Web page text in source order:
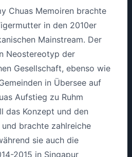
Chuas Memoiren brachte
in den 2010er
Mainstream. Der
Neostereotyp der
Gesellschaft, ebenso wie
in Übersee auf
Aufstieg zu Ruhm
das Konzept und den
und brachte zahlreiche
sie auch die
2015 in Singapur